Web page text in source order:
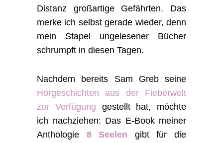
Distanz großartige Gefährten. Das
merke ich selbst gerade wieder, denn
mein Stapel ungelesener Bücher
schrumpft in diesen Tagen.
Nachdem bereits Sam Greb seine
Hörgeschichten aus der Fieberwelt
zur Verfügung gestellt hat, möchte
ich nachziehen: Das E-Book meiner
Anthologie 8 Seelen gibt für die